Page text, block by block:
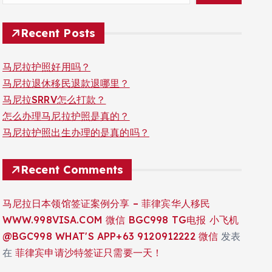
Recent Posts
马尼拉护照好用吗？
马尼拉退休移民退款退哪里？
马尼拉SRRV怎么打款？
怎么办理马尼拉护照是真的？
马尼拉护照出生办理的是真的吗？
Recent Comments
马尼拉日本领馆签证案例分享 – 菲律宾华人移民
WWW.998VISA.COM 微信 BGC998 TG电报 小飞机
@BGC998 WHAT'S APP+63 9120912222 微信 发表
在 菲律宾申请沙特签证只需要一天！